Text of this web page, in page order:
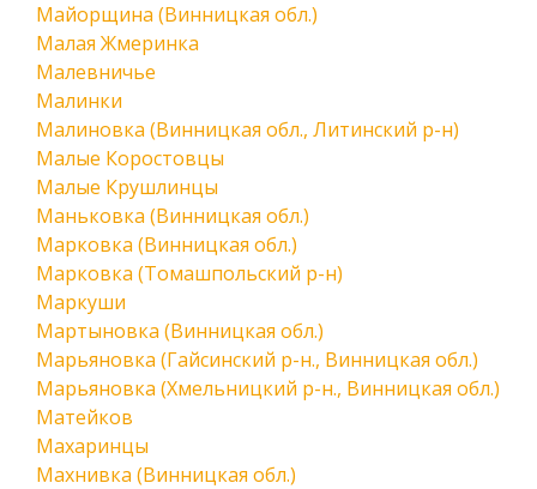
Майорщина (Винницкая обл.)
Малая Жмеринка
Малевничье
Малинки
Малиновка (Винницкая обл., Литинский р-н)
Малые Коростовцы
Малые Крушлинцы
Маньковка (Винницкая обл.)
Марковка (Винницкая обл.)
Марковка (Томашпольский р-н)
Маркуши
Мартыновка (Винницкая обл.)
Марьяновка (Гайсинский р-н., Винницкая обл.)
Марьяновка (Хмельницкий р-н., Винницкая обл.)
Матейков
Махаринцы
Махнивка (Винницкая обл.)